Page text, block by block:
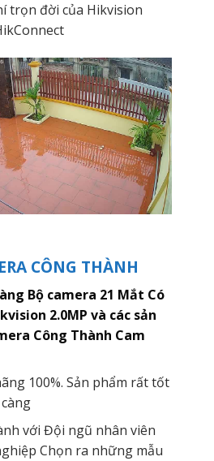
trọn đời của Hikvision
CÔNG THÀNH
Bộ camera 21 Mắt Có
2.0MP và các sản
Công Thành Cam
100%. Sản phẩm rất tốt
với Đội ngũ nhân viên
Chọn ra những mẫu